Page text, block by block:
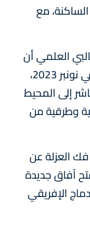
مع
العلمي أن
المبادرة الأطلسية، التي تم الإعلان عنها في نونبر 2023،
إلى المحيط
وطرقية من
العزلة عن
آفاق جديدة
الإفريقي